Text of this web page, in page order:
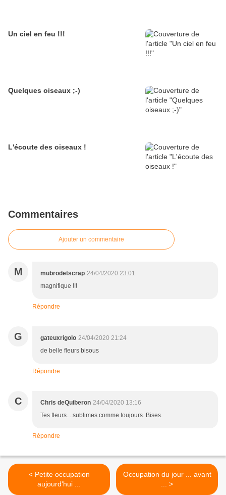
Un ciel en feu !!!
Quelques oiseaux ;-)
L'écoute des oiseaux !
Commentaires
Ajouter un commentaire
M mubrodetscrap 24/04/2020 23:01
magnifique !!!
Répondre
G gateuxrigolo 24/04/2020 21:24
de belle fleurs bisous
Répondre
C Chris deQuiberon 24/04/2020 13:16
Tes fleurs....sublimes comme toujours. Bises.
Répondre
< Petite occupation
aujourd'hui ...
Occupation du jour ... avant
... >